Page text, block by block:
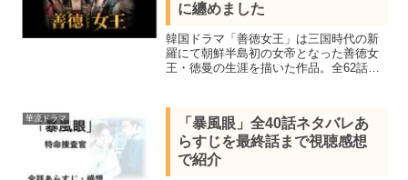
に纏めました
韓国ドラマ「善徳女王」は三国時代の新
羅にて朝鮮半島初の女帝となった善徳女
王・徳曼の生涯を描いた作品。全62話を
つ徳曼は出自を知ると王女に戻り権力者
ミシルに立ち向かい女帝となる
華流ドラマ
「暴風眼」全40話ネタバレあ
らすじを最終話まで視聴感想
で紹介